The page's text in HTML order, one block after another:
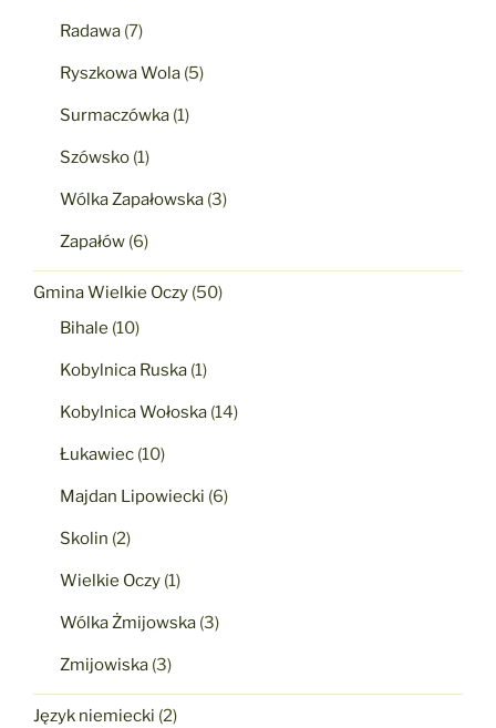
Radawa (7)
Ryszkowa Wola (5)
Surmaczówka (1)
Szówsko (1)
Wólka Zapałowska (3)
Zapałów (6)
Gmina Wielkie Oczy (50)
Bihale (10)
Kobylnica Ruska (1)
Kobylnica Wołoska (14)
Łukawiec (10)
Majdan Lipowiecki (6)
Skolin (2)
Wielkie Oczy (1)
Wólka Żmijowska (3)
Zmijowiska (3)
Język niemiecki (2)